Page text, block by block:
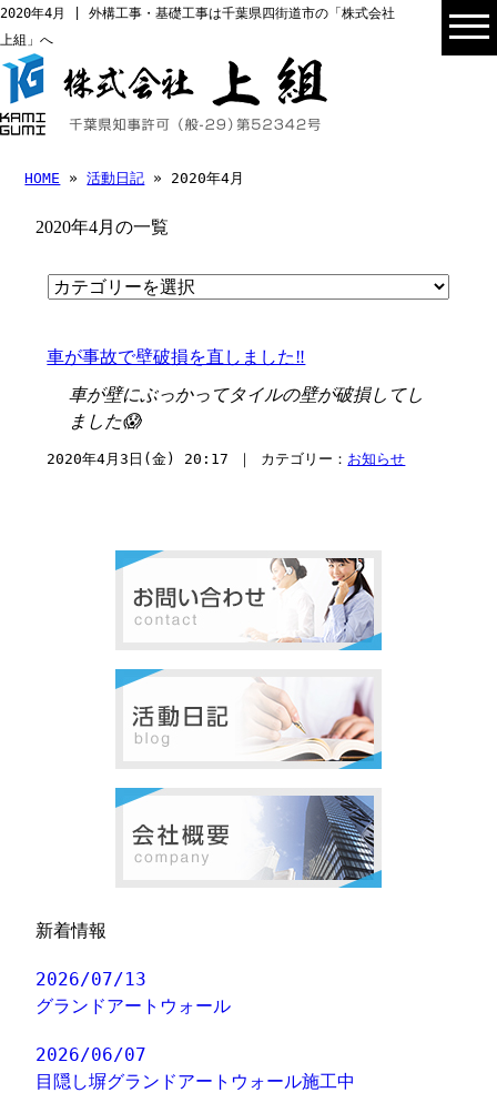
2020年4月 | 外構工事・基礎工事は千葉県四街道市の「株式会社
上組」へ
HOME »活動日記 » 2020年4月
2020年4月の一覧
車が事故で壁破損を直しました‼️
車が壁にぶっかってタイルの壁が破損してし
ました😱
2020年4月3日(金) 20:17 ｜ カテゴリー： お知らせ
新着情報
2026/07/13
グランドアートウォール
2026/06/07
目隠し塀グランドアートウォール施工中